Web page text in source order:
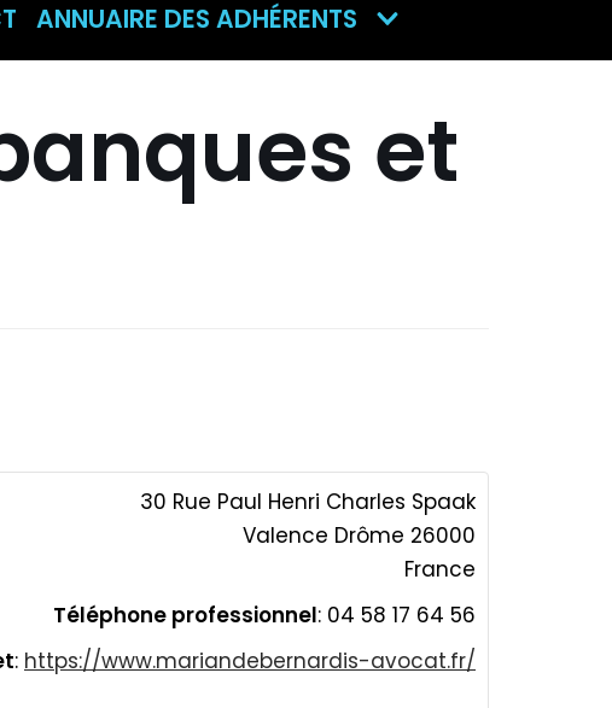
ANNUAIRE DES ADHÉRENTS
et
30 Rue Paul Henri Charles Spaak
Valence Drôme 26000
France
Téléphone professionnel: 04 58 17 64 56
: https://www.mariandebernardis-avocat.fr/